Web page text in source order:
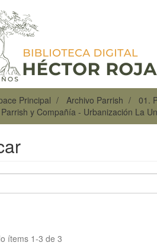
Principal Archivo Parrish
01.
y Compañía - Urbanización La
ítems 1-3 de 3